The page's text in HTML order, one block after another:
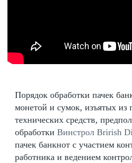
Порядок обработки пачек
монетой и сумок, изъятых из
технических средств,
обработки Винстрол Brirish
пачек банкнот с участием
работника и ведением